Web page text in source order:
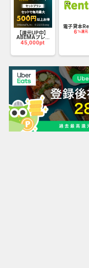
さらに、朝食では種類
こちらもご満足の声を
毎晩開催される「慶山
近で楽しめ、旅の思い
落ち着いた和室でくつ
がそろった心安らぐひ
【還元UP中】
ABEMAプレ...
45,000pt
電子貸本
6 %還元